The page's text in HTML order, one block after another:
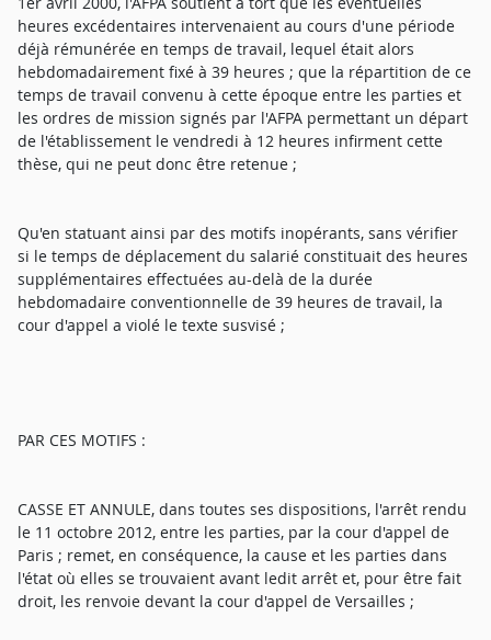
heures excédentaires intervenaient au cours d'une période
déjà rémunérée en temps de travail, lequel était alors
hebdomadairement fixé à 39 heures ; que la répartition de ce
temps de travail convenu à cette époque entre les parties et
les ordres de mission signés par l'AFPA permettant un départ
de l'établissement le vendredi à 12 heures infirment cette
thèse, qui ne peut donc être retenue ;
Qu'en statuant ainsi par des motifs inopérants, sans vérifier
si le temps de déplacement du salarié constituait des heures
supplémentaires effectuées au-delà de la durée
hebdomadaire conventionnelle de 39 heures de travail, la
cour d'appel a violé le texte susvisé ;
PAR CES MOTIFS :
CASSE ET ANNULE, dans toutes ses dispositions, l'arrêt rendu
le 11 octobre 2012, entre les parties, par la cour d'appel de
Paris ; remet, en conséquence, la cause et les parties dans
l'état où elles se trouvaient avant ledit arrêt et, pour être fait
droit, les renvoie devant la cour d'appel de Versailles ;